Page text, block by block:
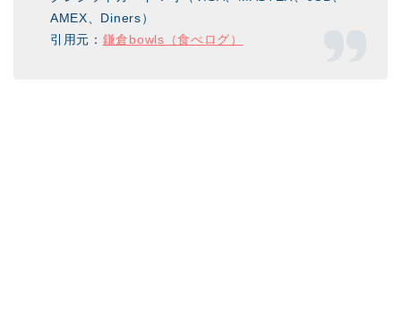
AMEX、Diners）
引用元： 鎌倉bowls（食べログ）